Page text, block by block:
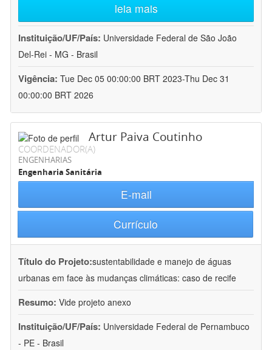
leia mais
Instituição/UF/País: Universidade Federal de São João
Del-Rei - MG - Brasil
Vigência: Tue Dec 05 00:00:00 BRT 2023-Thu Dec 31
00:00:00 BRT 2026
Artur Paiva Coutinho
COORDENADOR(A)
ENGENHARIAS
Engenharia Sanitária
E-mail
Currículo
Título do Projeto:sustentabilidade e manejo de águas
urbanas em face às mudanças climáticas: caso de recife
Resumo: Vide projeto anexo
Instituição/UF/País: Universidade Federal de Pernambuco
- PE - Brasil